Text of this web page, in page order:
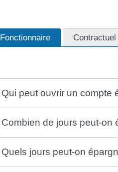
Fonctionnaire Contractuel
Qui peut ouvrir un compte
Combien de jours peut-on
Quels jours peut-on